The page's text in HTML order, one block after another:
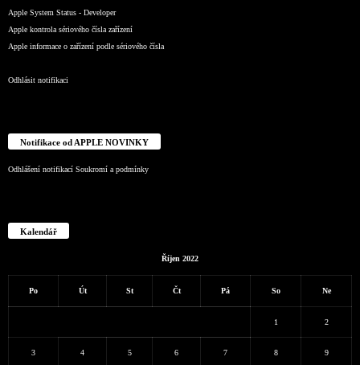
Apple System Status - Developer
Apple kontrola sériového čísla zařízení
Apple informace o zařízení podle sériového čísla
Odhlásit notifikaci
Notifikace od APPLE NOVINKY
Odhlášení notifikací Soukromí a podmínky
Kalendář
Říjen 2022
Po Út St Čt Pá So Ne
1 2
3 4 5 6 7 8 9